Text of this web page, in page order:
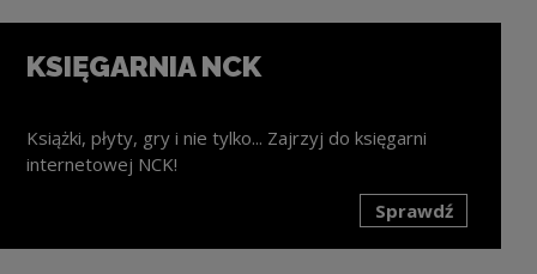
KSIĘGARNIA NCK
Książki, płyty, gry i nie tylko... Zajrzyj do księgarni
internetowej NCK!
Sprawdź